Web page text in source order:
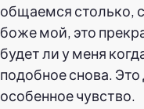
общаемся столько,
боже мой, это
будет ли у меня
подобное снова.
особенное чувство.